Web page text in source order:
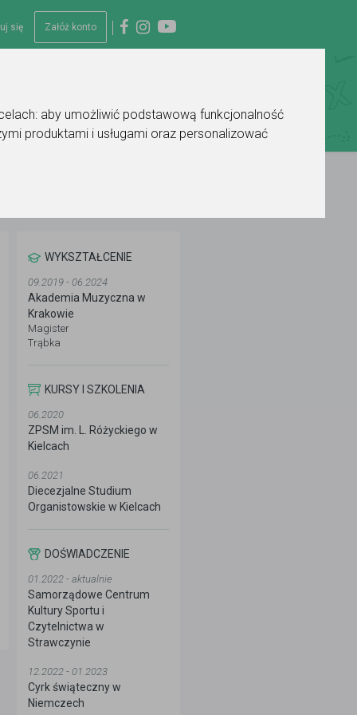
aby umożliwić podstawową funkcjonalność
produktami i usługami oraz personalizować
się Załóż konto
WYKSZTAŁCENIE
09.2019 - 06.2024
Akademia Muzyczna w
Krakowie
Magister
Trąbka
KURSY I SZKOLENIA
06.2020
ZPSM im. L. Różyckiego w
Kielcach
06.2021
Diecezjalne Studium
Organistowskie w Kielcach
DOŚWIADCZENIE
01.2022 - aktualnie
Samorządowe Centrum
Kultury Sportu i
Czytelnictwa w
Strawczynie
12.2022 - 01.2023
Cyrk świąteczny w
Niemczech